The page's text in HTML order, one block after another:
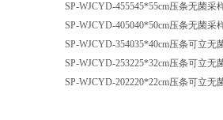
SP-WJCYD-455545*55cm压条无菌采
SP-WJCYD-405040*50cm压条无菌采
SP-WJCYD-354035*40cm压条可立无
SP-WJCYD-253225*32cm压条可立无
SP-WJCYD-202220*22cm压条可立无